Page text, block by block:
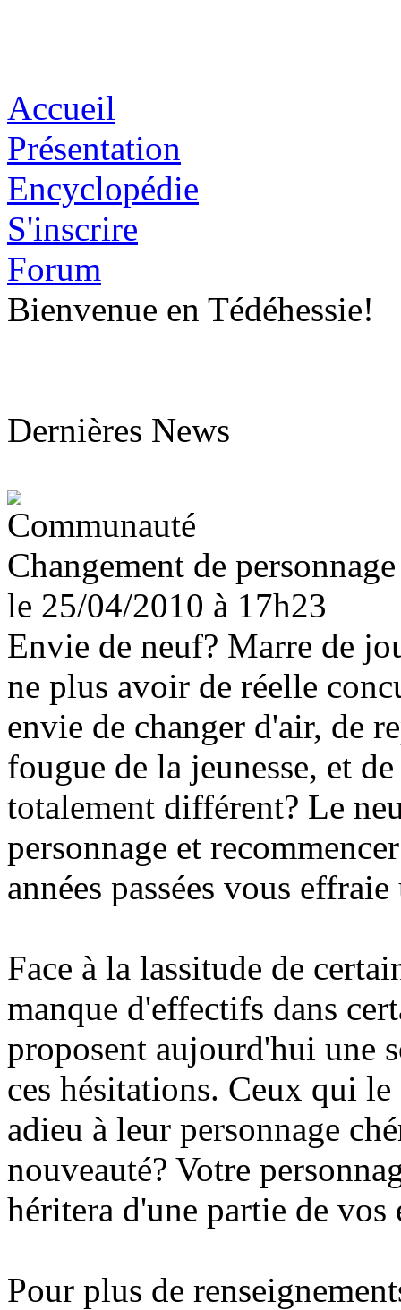
Accueil
Présentation
Encyclopédie
S'inscrire
Forum
Bienvenue en Tédéhessie!
Dernières News
Changement de personnage
le 25/04/2010 à 17h23
Envie de neuf? Marre de
ne plus avoir de réelle
envie de changer d'air, de
fougue de la jeunesse, et
totalement différent? Le
personnage et
années passées vous
Face à la lassitude de
manque d'effectifs dans
proposent aujourd'hui une
ces hésitations. Ceux qui
adieu à leur personnage
nouveauté? Votre
héritera d'une partie de vos
Pour plus de